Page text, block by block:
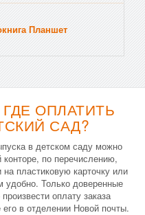
Планшет
ОПЛАТИТЬ
САД?
в детском саду можно
по перечислению,
пластиковую карточку или
удобно. Только доверенные
оплату заказа
в отделении Новой почты.